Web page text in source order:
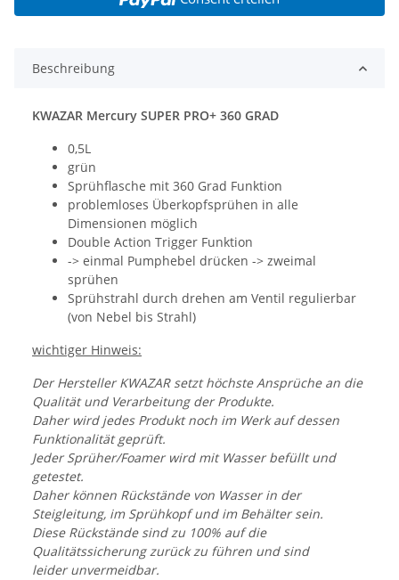
Beschreibung
KWAZAR Mercury SUPER PRO+ 360 GRAD
0,5L
grün
Sprühflasche mit 360 Grad Funktion
problemloses Überkopfsprühen in alle
Dimensionen möglich
Double Action Trigger Funktion
-> einmal Pumphebel drücken -> zweimal
sprühen
Sprühstrahl durch drehen am Ventil regulierbar
(von Nebel bis Strahl)
wichtiger Hinweis:
Der Hersteller KWAZAR setzt höchste Ansprüche an die
Qualität und Verarbeitung der Produkte.
Daher wird jedes Produkt noch im Werk auf dessen
Funktionalität geprüft.
Jeder Sprüher/Foamer wird mit Wasser befüllt und
getestet.
Daher können Rückstände von Wasser in der
Steigleitung, im Sprühkopf und im Behälter sein.
Diese Rückstände sind zu 100% auf die
Qualitätssicherung zurück zu führen und sind
leider unvermeidbar.